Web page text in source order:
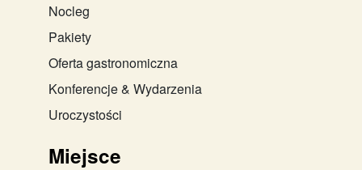
Nocleg
Pakiety
Oferta gastronomiczna
Konferencje & Wydarzenia
Uroczystości
Miejsce